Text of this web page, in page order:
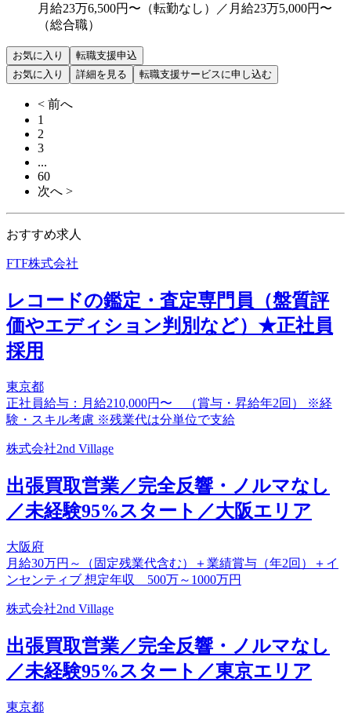
月給23万6,500円〜（転勤なし）／月給23万5,000円〜
（総合職）
お気に入り
転職支援申込
お気に入り
詳細を見る 転職支援サービスに申し込む
< 前へ
1
2
3
...
60
次へ >
おすすめ求人
FTF株式会社
レコードの鑑定・査定専門員（盤質評
価やエディション判別など）★正社員
採用
東京都
正社員給与：月給210,000円〜 （賞与・昇給年2回） ※経
験・スキル考慮 ※残業代は分単位で支給
株式会社2nd Village
出張買取営業／完全反響・ノルマなし
／未経験95%スタート／大阪エリア
大阪府
月給30万円～（固定残業代含む）＋業績賞与（年2回）＋イ
ンセンティブ 想定年収 500万～1000万円
株式会社2nd Village
出張買取営業／完全反響・ノルマなし
／未経験95%スタート／東京エリア
東京都